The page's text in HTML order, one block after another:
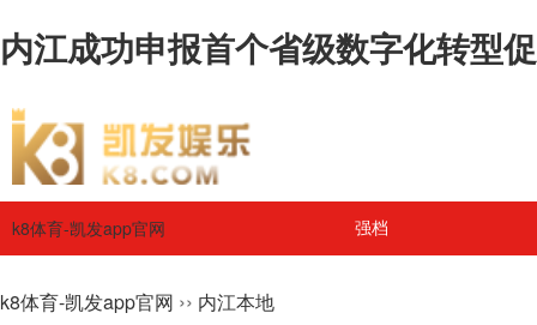
内江成功申报首个省级数字化转型
k8体育-凯发app官网 强档
k8体育-凯发app官网 ›› 内江本地